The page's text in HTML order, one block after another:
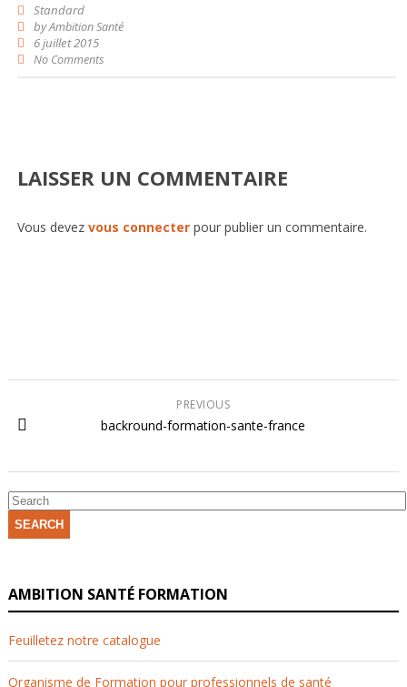
Standard
byAmbition Santé
6 juillet 2015
No Comments
LAISSER UN COMMENTAIRE
Vous devez vous connecterpour publier un commentaire.
PREVIOUS
backround-formation-sante-france
SEARCH
AMBITION SANTÉ FORMATION
Feuilletez notre catalogue
Organisme de Formation pour professionnels de santé